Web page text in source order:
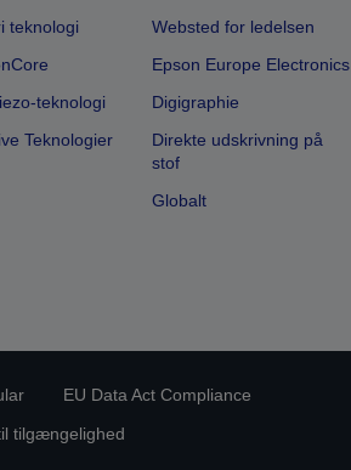
teknologi
teknologi
Teknologier
Websted for ledelsen
Epson Europe Electronics
Digigraphie
Direkte udskrivning på
stof
Globalt
EU Data Act Compliance
tilgængelighed